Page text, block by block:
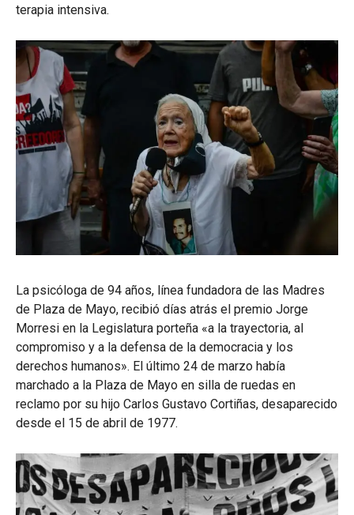
terapia intensiva.
La psicóloga de 94 años, línea fundadora de las Madres
de Plaza de Mayo, recibió días atrás el premio Jorge
Morresi en la Legislatura porteña «a la trayectoria, al
compromiso y a la defensa de la democracia y los
derechos humanos». El último 24 de marzo había
marchado a la Plaza de Mayo en silla de ruedas en
reclamo por su hijo Carlos Gustavo Cortiñas, desaparecido
desde el 15 de abril de 1977.